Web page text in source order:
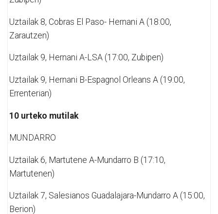
Uztailak 8, Cobras El Paso- Hernani A (18:00,
Zarautzen)
Uztailak 9, Hernani A-LSA (17:00, Zubipen)
Uztailak 9, Hernani B-Espagnol Orleans A (19:00,
Errenterian)
10 urteko mutilak
MUNDARRO
Uztailak 6, Martutene A-Mundarro B (17:10,
Martutenen)
Uztailak 7, Salesianos Guadalajara-Mundarro A (15:00,
Berion)